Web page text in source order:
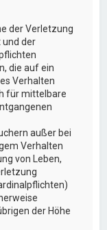
der Verletzung
und der
die auf ein
Verhalten
für mittelbare
außer bei
Verhalten
von Leben,
der Höhe